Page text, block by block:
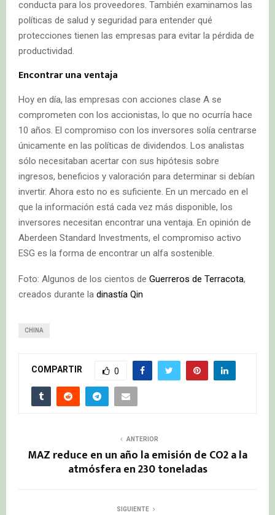
conducta para los proveedores. También examinamos las
políticas de salud y seguridad para entender qué
protecciones tienen las empresas para evitar la pérdida de
productividad.
Encontrar una ventaja
Hoy en día, las empresas con acciones clase A se
comprometen con los accionistas, lo que no ocurría hace
10 años. El compromiso con los inversores solía centrarse
únicamente en las políticas de dividendos. Los analistas
sólo necesitaban acertar con sus hipótesis sobre
ingresos, beneficios y valoración para determinar si debían
invertir. Ahora esto no es suficiente. En un mercado en el
que la información está cada vez más disponible, los
inversores necesitan encontrar una ventaja. En opinión de
Aberdeen Standard Investments, el compromiso activo
ESG es la forma de encontrar un alfa sostenible.
Foto: Algunos de los cientos de Guerreros de Terracota,
creados durante la dinastía Qin
CHINA
COMPARTIR 0
ANTERIOR
MAZ reduce en un año la emisión de CO2 a la
atmósfera en 230 toneladas
SIGUIENTE